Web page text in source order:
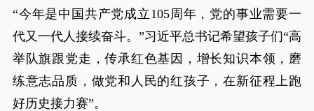
“今年是中国共产党成立105周年，党的事业需要一
代又一代人接续奋斗。”习近平总书记希望孩子们“高
举队旗跟党走，传承红色基因，增长知识本领，磨
练意志品质，做党和人民的红孩子，在新征程上跑
好历史接力赛”。